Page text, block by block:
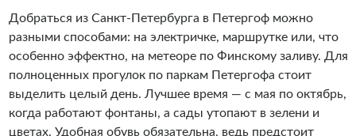
Добраться из Санкт-Петербурга в Петергоф можно
разными способами: на электричке, маршрутке или, что
особенно эффектно, на метеоре по Финскому заливу. Для
полноценных прогулок по паркам Петергофа стоит
выделить целый день. Лучшее время — с мая по октябрь,
когда работают фонтаны, а сады утопают в зелени и
цветах. Удобная обувь обязательна, ведь предстоит